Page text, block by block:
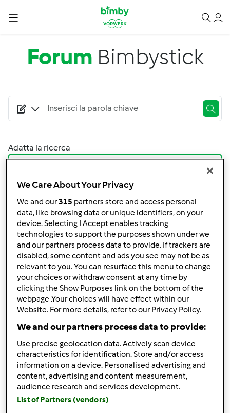
Salta al contenuto principale
Forum Bimbystick
Adatta la ricerca
Ordina per:
I risultati più recenti
Risultati per pagina:
10
1 | Ultimo messaggio
Risposta rapida
Anonimo (non verificato)
Ven, 03/15/2019 - 17:01
We Care About Your Privacy
We and our315 partners store and access personal
data, like browsing data or unique identifiers, on your
device. Selecting I Accept enables tracking
technologies to support the purposes shown under we
and our partners process data to provide. If trackers are
disabled, some content and ads you see may not be as
relevant to you. You can resurface this menu to change
your choices or withdraw consent at any time by
clicking the Show Purposes link on the bottom of the
webpage .Your choices will have effect within our
Website. For more details, refer to our Privacy Policy.
We and our partners process data to provide:
Use precise geolocation data. Actively scan device
characteristics for identification. Store and/or access
information on a device. Personalised advertising and
content, advertising and content measurement,
audience research and services development.
List of Partners (vendors)